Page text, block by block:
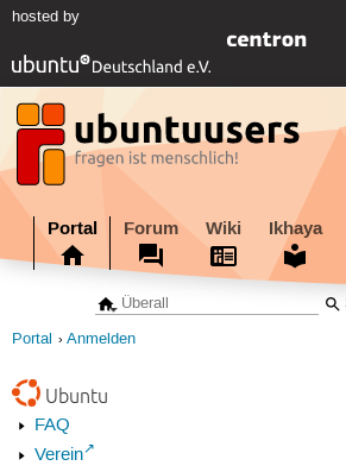
hosted by
Portal Forum Wiki Ikhaya
Portal Anmelden
Ubuntu
FAQ
Verein